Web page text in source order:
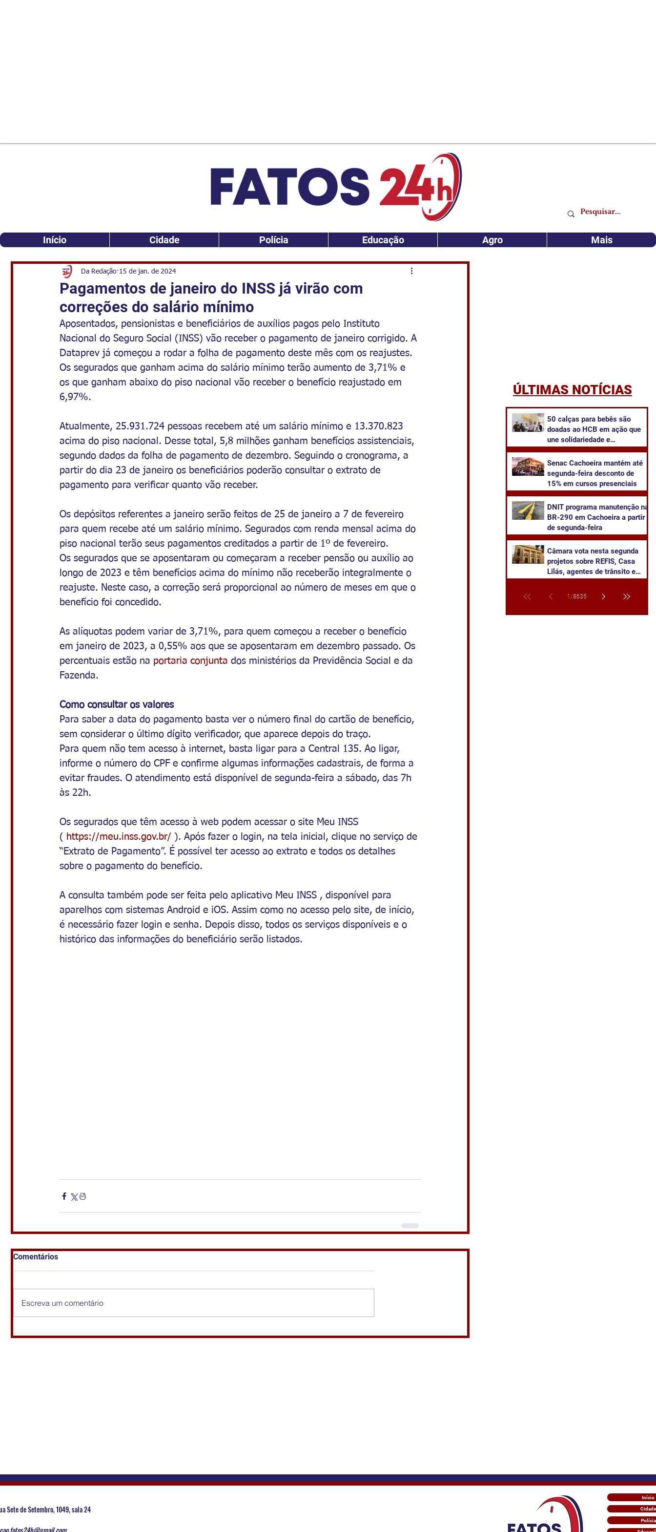
Início Cidade Polícia Educação Agro Mais
Pagamentos de janeiro do INSS já virão com
correções do salário mínimo
Da Redação 15 de jan. de 2024
Aposentados, pensionistas e beneficiários de auxílios pagos pelo Instituto
Nacional do Seguro Social (INSS) vão receber o pagamento de janeiro corrigido. A
Dataprev já começou a rodar a folha de pagamento deste mês com os reajustes.
Os segurados que ganham acima do salário mínimo terão aumento de 3,71% e
os que ganham abaixo do piso nacional vão receber o benefício reajustado em
6,97%.
Atualmente, 25.931.724 pessoas recebem até um salário mínimo e 13.370.823
acima do piso nacional. Desse total, 5,8 milhões ganham benefícios assistenciais,
segundo dados da folha de pagamento de dezembro. Seguindo o cronograma, a
partir do dia 23 de janeiro os beneficiários poderão consultar o extrato de
pagamento para verificar quanto vão receber.
Os depósitos referentes a janeiro serão feitos de 25 de janeiro a 7 de fevereiro
para quem recebe até um salário mínimo. Segurados com renda mensal acima do
piso nacional terão seus pagamentos creditados a partir de 1º de fevereiro.
Os segurados que se aposentaram ou começaram a receber pensão ou auxílio ao
longo de 2023 e têm benefícios acima do mínimo não receberão integralmente o
reajuste. Neste caso, a correção será proporcional ao número de meses em que o
benefício foi concedido.
As alíquotas podem variar de 3,71%, para quem começou a receber o benefício
em janeiro de 2023, a 0,55% aos que se aposentaram em dezembro passado. Os
percentuais estão na portaria conjunta dos ministérios da Previdência Social e da
Fazenda.
Como consultar os valores
Para saber a data do pagamento basta ver o número final do cartão de benefício,
sem considerar o último dígito verificador, que aparece depois do traço.
Para quem não tem acesso à internet, basta ligar para a Central 135. Ao ligar,
informe o número do CPF e confirme algumas informações cadastrais, de forma a
evitar fraudes. O atendimento está disponível de segunda-feira a sábado, das 7h
às 22h.
Os segurados que têm acesso à web podem acessar o site Meu INSS
( https://meu.inss.gov.br/ ). Após fazer o login, na tela inicial, clique no serviço de
“Extrato de Pagamento”. É possível ter acesso ao extrato e todos os detalhes
sobre o pagamento do benefício.
A consulta também pode ser feita pelo aplicativo Meu INSS , disponível para
aparelhos com sistemas Android e iOS. Assim como no acesso pelo site, de início,
é necessário fazer login e senha. Depois disso, todos os serviços disponíveis e o
histórico das informações do beneficiário serão listados.
Comentários
Escreva um comentário
ÚLTIMAS NOTÍCIAS
50 calças para bebês são
doadas ao HCB em ação que
une solidariedade e
Senac Cachoeira mantém até
segunda-feira desconto de
15% em cursos presenciais
DNIT programa manutenção na
BR-290 em Cachoeira a partir
de segunda-feira
Câmara vota nesta segunda
projetos sobre REFIS, Casa
Lilás, agentes de trânsito e
1 /8635
Sete de Setembro, 1049, sala 24
Início
Cidade
Polícia